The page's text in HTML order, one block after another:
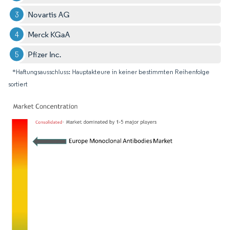
Novartis AG
Merck KGaA
Pfizer Inc.
*Haftungsausschluss: Hauptakteure in keiner bestimmten Reihenfolge
sortiert